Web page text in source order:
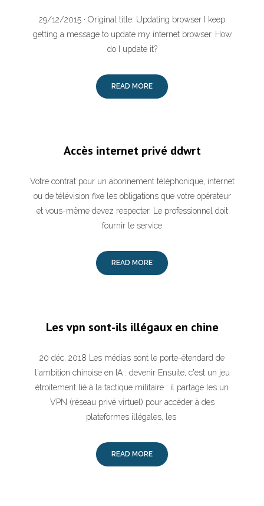
29/12/2015 · Original title: Updating browser I keep
getting a message to update my internet browser. How
do I update it?
READ MORE
Accès internet privé ddwrt
Votre contrat pour un abonnement téléphonique, internet
ou de télévision fixe les obligations que votre opérateur
et vous-même devez respecter. Le professionnel doit
fournir le service
READ MORE
Les vpn sont-ils illégaux en chine
20 déc. 2018 Les médias sont le porte-étendard de
l'ambition chinoise en IA : devenir Ensuite, c'est un jeu
étroitement lié à la tactique militaire : il partage les un
VPN (réseau privé virtuel) pour accéder à des
plateformes illégales, les
READ MORE